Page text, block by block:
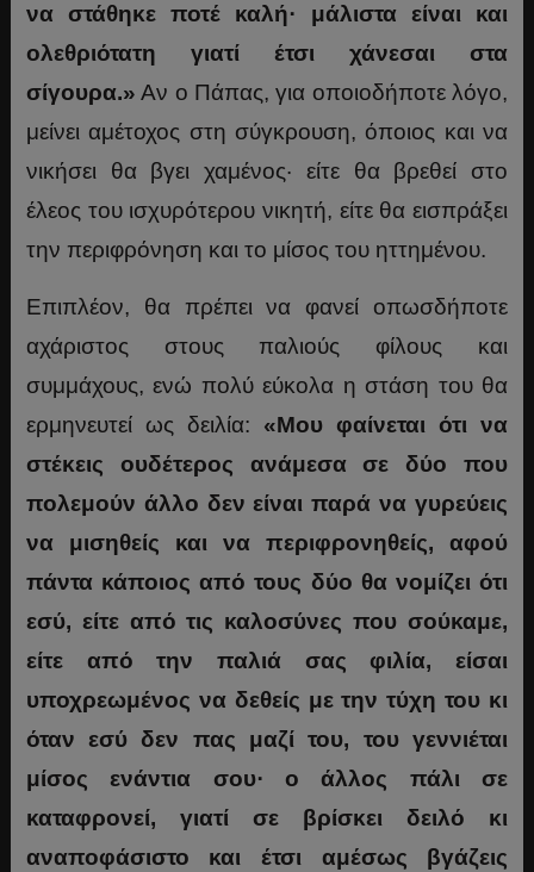
να στάθηκε ποτέ καλή· μάλιστα είναι και
ολεθριότατη γιατί έτσι χάνεσαι στα
σίγουρα.» Αν ο Πάπας, για οποιοδήποτε λόγο,
μείνει αμέτοχος στη σύγκρουση, όποιος και να
νικήσει θα βγει χαμένος· είτε θα βρεθεί στο
έλεος του ισχυρότερου νικητή, είτε θα εισπράξει
την περιφρόνηση και το μίσος του ηττημένου.
Επιπλέον, θα πρέπει να φανεί οπωσδήποτε
αχάριστος στους παλιούς φίλους και
συμμάχους, ενώ πολύ εύκολα η στάση του θα
ερμηνευτεί ως δειλία: «Μου φαίνεται ότι να
στέκεις ουδέτερος ανάμεσα σε δύο που
πολεμούν άλλο δεν είναι παρά να γυρεύεις
να μισηθείς και να περιφρονηθείς, αφού
πάντα κάποιος από τους δύο θα νομίζει ότι
εσύ, είτε από τις καλοσύνες που σούκαμε,
είτε από την παλιά σας φιλία, είσαι
υποχρεωμένος να δεθείς με την τύχη του κι
όταν εσύ δεν πας μαζί του, του γεννιέται
μίσος ενάντια σου· ο άλλος πάλι σε
καταφρονεί, γιατί σε βρίσκει δειλό κι
αναποφάσιστο και έτσι αμέσως βγάζεις